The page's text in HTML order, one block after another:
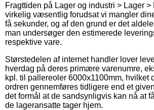
Fragttiden på Lager og industri > Lager
virkelig væsentlig forudsat vi mangler
få sekunder, og af den grund er det
man undersøger den estimerede
respektive vare.
Størstedelen af internet handler lover
hverdag på deres primære varenumre,
kpl. til pallereoler 6000x1100mm, hvilket
ordren gennemføres tidligere end et
det formål at de sandsynligvis kan nå at
de lageransatte tager hjem.